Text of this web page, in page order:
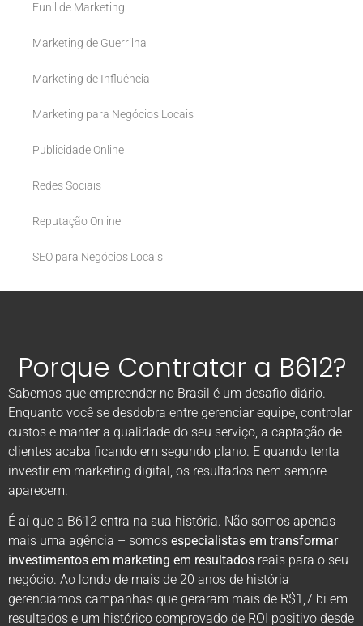
Funil de Marketing
Marketing de Guerrilha
Marketing de Influência
Marketing para Negócios Locais
Publicidade Online
Redes Sociais
Reputação Online
SEO para Negócios Locais
Porque Contratar a B612?
Sabemos que empreender no Brasil é um desafio diário.
Enquanto você se desdobra entre gerenciar equipe, controlar
custos e manter a qualidade do seu serviço, a captação de
clientes acaba ficando em segundo plano. E quando tenta
investir em marketing digital, os resultados nem sempre
aparecem.
É aí que a B612 entra na sua história. Não somos apenas
mais uma agência – somos especialistas em transformar
investimentos em marketing em resultados reais para o seu
negócio. Ao londo de mais de 20 anos de história
gerenciamos campanhas que geraram mais de R$1,7 bi em
resultados e um histórico comprovado de ROI positivo desde